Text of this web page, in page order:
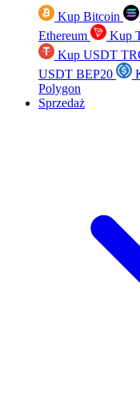
Kup Bitcoin
Ethereum
Kup
Kup USDT
USDT BEP20
Polygon
Sprzedaż